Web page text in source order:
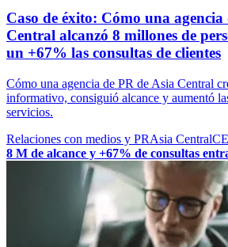
Caso de éxito: Cómo una agencia
Central alcanzó 8 millones de
un +67% las consultas de clientes
Cómo una agencia de PR de Asia Central
informativo, consiguió alcance y aumentó
servicios.
Relaciones con medios y PRAsia Central
8 M de alcance y +67% de consultas